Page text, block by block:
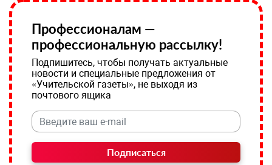
Профессионалам —
профессиональную рассылку!
Подпишитесь, чтобы получать актуальные
новости и специальные предложения от
«Учительской газеты», не выходя из
почтового ящика
Подписаться